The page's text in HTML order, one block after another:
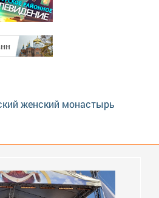
женский монастырь